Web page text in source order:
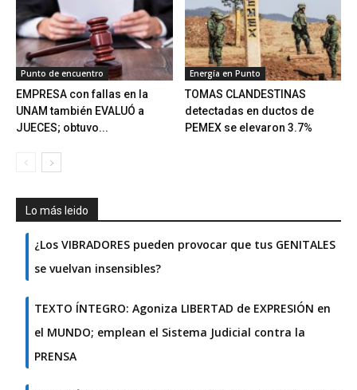
Punto de encuentro
EMPRESA con fallas en la
UNAM también EVALUÓ a
JUECES; obtuvo...
Energía en Punto
TOMAS CLANDESTINAS
detectadas en ductos de
PEMEX se elevaron 3.7%
Lo más leido
¿Los VIBRADORES pueden provocar que tus GENITALES
se vuelvan insensibles?
TEXTO ÍNTEGRO: Agoniza LIBERTAD de EXPRESIÓN en
el MUNDO; emplean el Sistema Judicial contra la
PRENSA